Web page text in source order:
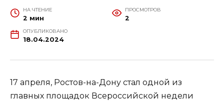
НА ЧТЕНИЕ
2 мин
ПРОСМОТРОВ
2
ОПУБЛИКОВАНО
18.04.2024
17 апреля, Ростов-на-Дону стал одной из
главных площадок Всероссийской недели